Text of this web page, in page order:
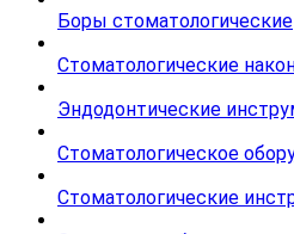
Боры стоматологические
Стоматологические
Эндодонтические
Стоматологическое
Стоматологические